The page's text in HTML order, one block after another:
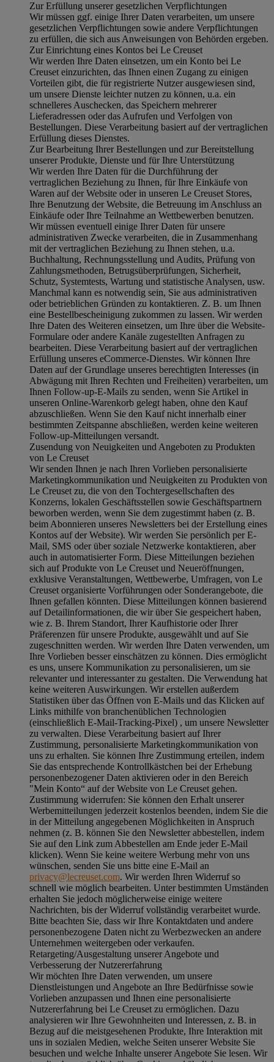
Zur Erfüllung unserer gesetzlichen Verpflichtungen
Wir müssen ggf. einige Ihrer Daten verarbeiten, um unsere
gesetzlichen Verpflichtungen sowie andere Verpflichtungen
zu erfüllen, die sich aus Anweisungen von Behörden ergeben.
Zur Einrichtung eines Kontos bei Le Creuset
Wir werden Ihre Daten einsetzen, um ein Konto bei Le
Creuset einzurichten, das Ihnen einen Zugang zu einigen
Vorteilen gibt, die für registrierte Nutzer ausgewiesen sind,
um unsere Dienste leichter nutzen zu können, u.a. ein
schnelleres Auschecken, das Speichern mehrerer
Lieferadressen oder das Aufrufen und Verfolgen von
Bestellungen. Diese Verarbeitung basiert auf der vertraglichen
Erfüllung dieses Dienstes.
Zur Bearbeitung Ihrer Bestellungen und zur Bereitstellung
unserer Produkte, Dienste und für Ihre Unterstützung
Wir werden Ihre Daten für die Durchführung der
vertraglichen Beziehung zu Ihnen, für Ihre Einkäufe von
Waren auf der Website oder in unseren Le Creuset Stores,
Ihre Benutzung der Website, die Betreuung im Anschluss an
Einkäufe oder Ihre Teilnahme an Wettbewerben benutzen.
Wir müssen eventuell einige Ihrer Daten für unsere
administrativen Zwecke verarbeiten, die in Zusammenhang
mit der vertraglichen Beziehung zu Ihnen stehen, u.a.
Buchhaltung, Rechnungsstellung und Audits, Prüfung von
Zahlungsmethoden, Betrugsüberprüfungen, Sicherheit,
Schutz, Systemtests, Wartung und statistische Analysen, usw.
Manchmal kann es notwendig sein, Sie aus administrativen
oder betrieblichen Gründen zu kontaktieren. Z. B. um Ihnen
eine Bestellbescheinigung zukommen zu lassen. Wir werden
Ihre Daten des Weiteren einsetzen, um Ihre über die Website-
Formulare oder andere Kanäle zugestellten Anfragen zu
bearbeiten. Diese Verarbeitung basiert auf der vertraglichen
Erfüllung unseres eCommerce-Dienstes. Wir können Ihre
Daten auf der Grundlage unseres berechtigten Interesses (in
Abwägung mit Ihren Rechten und Freiheiten) verarbeiten, um
Ihnen Follow-up-E-Mails zu senden, wenn Sie Artikel in
unseren Online-Warenkorb gelegt haben, ohne den Kauf
abzuschließen. Wenn Sie den Kauf nicht innerhalb einer
bestimmten Zeitspanne abschließen, werden keine weiteren
Follow-up-Mitteilungen versandt.
Zusendung von Neuigkeiten und Angeboten zu Produkten
von Le Creuset
Wir senden Ihnen je nach Ihren Vorlieben personalisierte
Marketingkommunikation und Neuigkeiten zu Produkten von
Le Creuset zu, die von den Tochtergesellschaften des
Konzerns, lokalen Geschäftsstellen sowie Geschäftspartnern
beworben werden, wenn Sie dem zugestimmt haben (z. B.
beim Abonnieren unseres Newsletters bei der Erstellung eines
Kontos auf der Website). Wir werden Sie persönlich per E-
Mail, SMS oder über soziale Netzwerke kontaktieren, aber
auch in automatisierter Form. Diese Mitteilungen beziehen
sich auf Produkte von Le Creuset und Neueröffnungen,
exklusive Veranstaltungen, Wettbewerbe, Umfragen, von Le
Creuset organisierte Vorführungen oder Sonderangebote, die
Ihnen gefallen könnten. Diese Mitteilungen können basierend
auf Detailinformationen, die wir über Sie gespeichert haben,
wie z. B. Ihrem Standort, Ihrer Kaufhistorie oder Ihrer
Präferenzen für unsere Produkte, ausgewählt und auf Sie
zugeschnitten werden. Wir werden Ihre Daten verwenden, um
Ihre Vorlieben besser einschätzen zu können. Dies ermöglicht
es uns, unsere Kommunikation zu personalisieren, um sie
relevanter und interessanter zu gestalten. Die Verwendung hat
keine weiteren Auswirkungen. Wir erstellen außerdem
Statistiken über das Öffnen von E-Mails und das Klicken auf
Links mithilfe von branchenüblichen Technologien
(einschließlich E-Mail-Tracking-Pixel) , um unsere Newsletter
zu verwalten. Diese Verarbeitung basiert auf Ihrer
Zustimmung, personalisierte Marketingkommunikation von
uns zu erhalten. Sie können Ihre Zustimmung erteilen, indem
Sie das entsprechende Kontrollkästchen bei der Erhebung
personenbezogener Daten aktivieren oder in den Bereich
"Mein Konto“ auf der Website von Le Creuset gehen.
Zustimmung widerrufen: Sie können den Erhalt unserer
Werbemitteilungen jederzeit kostenlos beenden, indem Sie die
in der Mitteilung angegebenen Möglichkeiten in Anspruch
nehmen (z. B. können Sie den Newsletter abbestellen, indem
Sie auf den Link zum Abbestellen am Ende jeder E-Mail
klicken). Wenn Sie keine weitere Werbung mehr von uns
wünschen, senden Sie uns bitte eine E-Mail an
privacy@lecreuset.com. Wir werden Ihren Widerruf so
schnell wie möglich bearbeiten. Unter bestimmten Umständen
erhalten Sie jedoch möglicherweise einige weitere
Nachrichten, bis der Widerruf vollständig verarbeitet wurde.
Bitte beachten Sie, dass wir Ihre Kontaktdaten und andere
personenbezogene Daten nicht zu Werbezwecken an andere
Unternehmen weitergeben oder verkaufen.
Retargeting/Ausgestaltung unserer Angebote und
Verbesserung der Nutzererfahrung
Wir möchten Ihre Daten verwenden, um unsere
Dienstleistungen und Angebote an Ihre Bedürfnisse sowie
Vorlieben anzupassen und Ihnen eine personalisierte
Nutzererfahrung bei Le Creuset zu ermöglichen. Dazu
analysieren wir Ihre Gewohnheiten und Interessen, z. B. in
Bezug auf die meistgesehenen Produkte, Ihre Interaktion mit
uns in sozialen Medien, welche Seiten unserer Website Sie
besuchen und welche Inhalte unserer Angebote Sie lesen. Wir